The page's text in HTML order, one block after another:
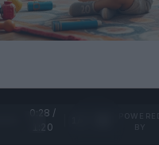
0:29 /
1:20